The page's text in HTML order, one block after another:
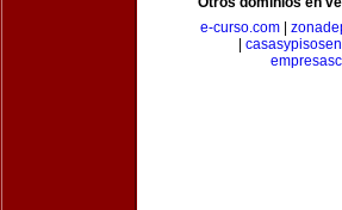
e-curso.com|